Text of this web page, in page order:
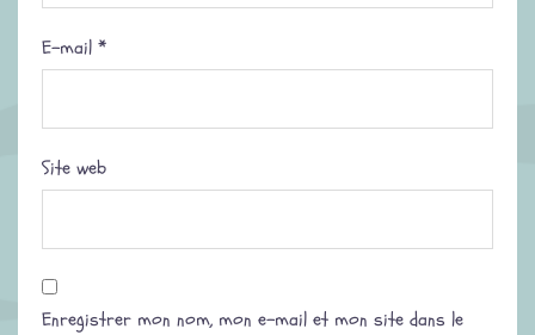
E-mail *
Site web
Enregistrer mon nom, mon e-mail et mon site dans le